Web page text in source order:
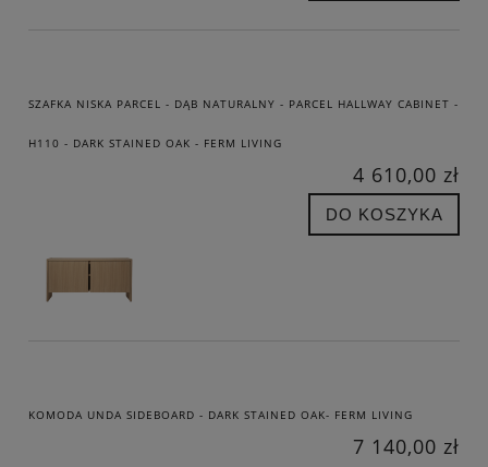
SZAFKA NISKA PARCEL - DĄB NATURALNY - PARCEL HALLWAY CABINET -
H110 - DARK STAINED OAK - FERM LIVING
4 610,00 zł
DO KOSZYKA
KOMODA UNDA SIDEBOARD - DARK STAINED OAK- FERM LIVING
7 140,00 zł